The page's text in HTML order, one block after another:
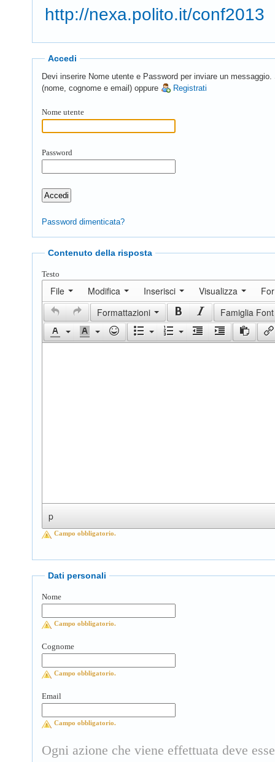
http://nexa.polito.it/conf2013
Accedi
Devi inserire Nome utente e Password per inviare un
(nome, cognome e email) oppure
Registrati
Nome utente
Password
Password dimenticata?
Contenuto della risposta
Testo
File Modifica Inserisci Visualizza
Formattazioni
Famiglia Font
p
Campo obbligatorio.
Dati personali
Nome
Campo obbligatorio.
Cognome
Campo obbligatorio.
Email
Campo obbligatorio.
Ogni azione che viene effettuata deve